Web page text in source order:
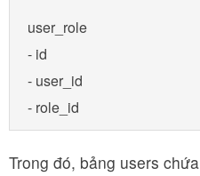
user_role
- id
- user_id
- role_id
Trong đó, bảng users